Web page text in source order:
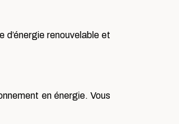
d’énergie renouvelable et
en énergie. Vous